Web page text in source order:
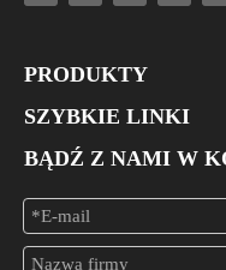
PRODUKTY
SZYBKIE LINKI
BĄDŹ Z NAMI W